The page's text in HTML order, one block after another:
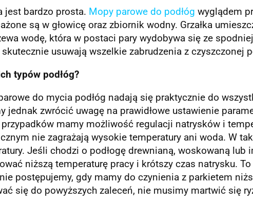
jest bardzo prosta. Mopy parowe do podłóg wyglądem
są w głowicę oraz zbiornik wodny. Grzałka
wodę, która w postaci pary wydobywa się ze
usuwają wszelkie zabrudzenia z czyszczonej
typów podłóg?
do mycia podłóg nadają się praktycznie do
jednak zwrócić uwagę na prawidłowe ustawienie
mamy możliwość regulacji natrysków i
nie zagrażają wysokie temperatury ani woda. W
Jeśli chodzi o podłogę drewnianą, woskowaną lub
niższą temperaturę pracy i krótszy czas natrysku. To
postępujemy, gdy mamy do czynienia z parkietem
się do powyższych zaleceń, nie musimy martwić się